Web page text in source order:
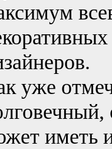
уже
иметь